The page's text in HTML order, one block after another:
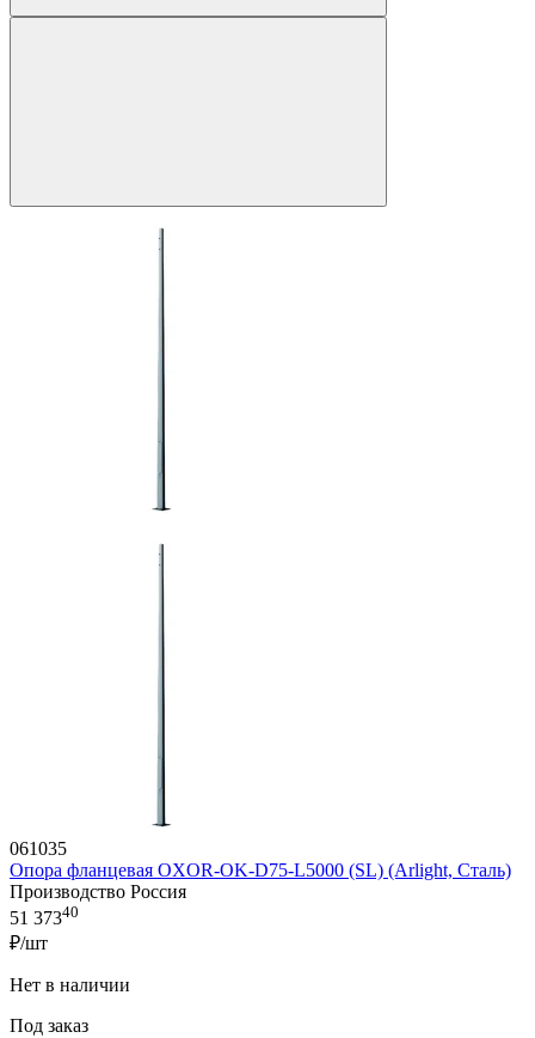
061035
Опора фланцевая OXOR-OK-D75-L5000 (SL) (Arlight, Сталь)
Производство Россия
51 37340
₽/шт
Нет в наличии
Под заказ